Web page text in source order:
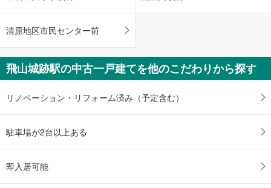
清原地区市民センター前
飛山城跡駅の中古一戸建てを他のこだわりから探す
リノベーション・リフォーム済み（予定含む）
駐車場が2台以上ある
即入居可能